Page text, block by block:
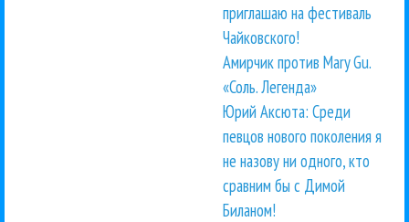
приглашаю на фестиваль
Чайковского!
Амирчик против Mary Gu.
«Соль. Легенда»
Юрий Аксюта: Среди
певцов нового поколения я
не назову ни одного, кто
сравним бы с Димой
Биланом!